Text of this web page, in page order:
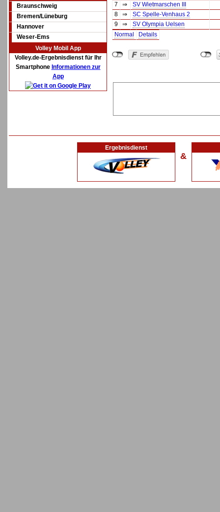
Braunschweig
Bremen/Lüneburg
Hannover
Weser-Ems
Volley Mobil App
Volley.de-Ergebnisdienst für Ihr
Smartphone Informationen zur
App
7
⇒
SV Wietmarschen III
8
⇒
SC Spelle-Venhaus 2
9
⇒
SV Olympia Uelsen
Normal
Details
Ergebnisdienst
&